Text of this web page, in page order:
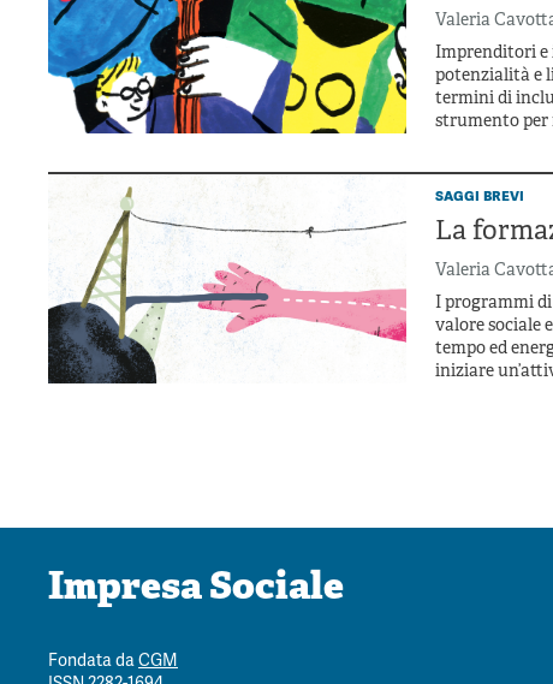
Valeria
Imprenditori e
potenzialità e
termini di
strumento per
saggi brevi
La
Valeria
I programmi
valore sociale
tempo ed
iniziare
Impresa Sociale
Fondata daCGM